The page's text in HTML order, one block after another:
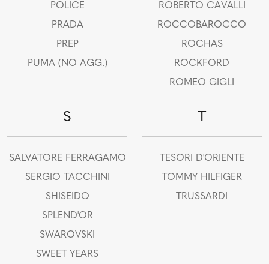
POLICE
PRADA
PREP
PUMA (NO AGG.)
ROBERTO CAVALLI
ROCCOBAROCCO
ROCHAS
ROCKFORD
ROMEO GIGLI
S
SALVATORE FERRAGAMO
SERGIO TACCHINI
SHISEIDO
SPLEND'OR
SWAROVSKI
SWEET YEARS
T
TESORI D'ORIENTE
TOMMY HILFIGER
TRUSSARDI